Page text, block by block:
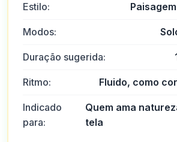
Estilo:
Modos:
Duração sugerida:
Ritmo: Fluido, como
Indicado
para:
Quem ama
tela